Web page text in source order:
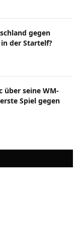
gegen
der Startelf?
über seine WM-
Spiel gegen